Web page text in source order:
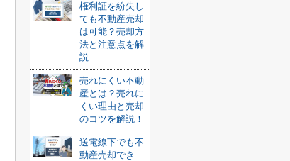
権利証を紛失し
ても不動産売却
は可能？売却方
法と注意点を解
説
売れにくい不動
産とは？売れに
くい理由と売却
のコツを解説！
送電線下でも不
動産売却でき